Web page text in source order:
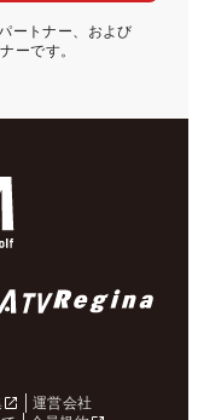
ートナー、および
ーです。
運営会社